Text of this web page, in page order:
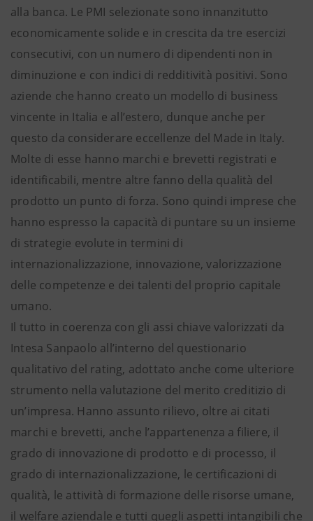
alla banca. Le PMI selezionate sono innanzitutto
economicamente solide e in crescita da tre esercizi
consecutivi, con un numero di dipendenti non in
diminuzione e con indici di redditività positivi. Sono
aziende che hanno creato un modello di business
vincente in Italia e all’estero, dunque anche per
questo da considerare eccellenze del Made in Italy.
Molte di esse hanno marchi e brevetti registrati e
identificabili, mentre altre fanno della qualità del
prodotto un punto di forza. Sono quindi imprese che
hanno espresso la capacità di puntare su un insieme
di strategie evolute in termini di
internazionalizzazione, innovazione, valorizzazione
delle competenze e dei talenti del proprio capitale
umano.
Il tutto in coerenza con gli assi chiave valorizzati da
Intesa Sanpaolo all’interno del questionario
qualitativo del rating, adottato anche come ulteriore
strumento nella valutazione del merito creditizio di
un’impresa. Hanno assunto rilievo, oltre ai citati
marchi e brevetti, anche l’appartenenza a filiere, il
grado di innovazione di prodotto e di processo, il
grado di internazionalizzazione, le certificazioni di
qualità, le attività di formazione delle risorse umane,
il welfare aziendale e tutti quegli aspetti intangibili che